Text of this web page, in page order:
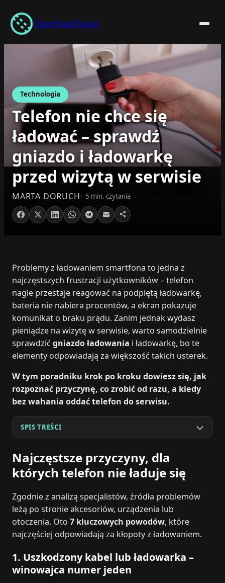
Przejdź
do
treści
OpenStackDay.pl
Technologia
Telefon nie chce się
ładować – sprawdź
gniazdo i ładowarkę
przed wizytą w serwisie
MARTA DORUCH 5 min. czytania
Problemy z ładowaniem smartfona to jedna z
najczęstszych frustracji użytkowników – telefon
nagle przestaje reagować na podpiętą ładowarkę,
bateria nie nabiera procentów, a ekran pokazuje
komunikat o braku prądu. Zanim jednak wydasz
pieniądze na wizytę w serwisie, warto samodzielnie
sprawdzić gniazdo ładowania i ładowarkę, bo te
elementy odpowiadają za większość takich usterek.
W tym poradniku krok po kroku dowiesz się, jak
rozpoznać przyczynę, co zrobić od razu, a kiedy
bez wahania oddać telefon do serwisu.
SPIS TREŚCI
Najczęstsze przyczyny, dla
których telefon nie ładuje się
Zgodnie z analizą specjalistów, źródła problemów
leżą po stronie akcesoriów, urządzenia lub
otoczenia. Oto 7 kluczowych powodów, które
najczęściej odpowiadają za kłopoty z ładowaniem.
1. Uszkodzony kabel lub ładowarka –
winowajca numer jeden